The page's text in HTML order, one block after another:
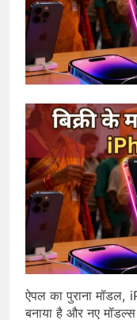
ऐपल का पुराना मॉडल,
बनाया है और नए